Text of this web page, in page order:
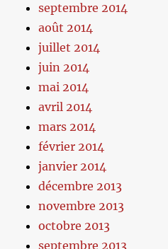
septembre 2014
août 2014
juillet 2014
juin 2014
mai 2014
avril 2014
mars 2014
février 2014
janvier 2014
décembre 2013
novembre 2013
octobre 2013
septembre 2013